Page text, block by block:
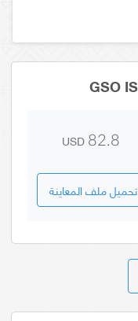
USD 82.8
تحميل ملف المعاينة